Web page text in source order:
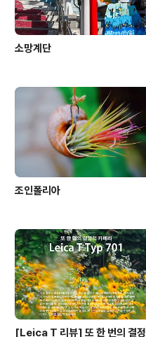
소망계단
조인폴리아
[Leica T 리뷰] 또 한 번의 결정